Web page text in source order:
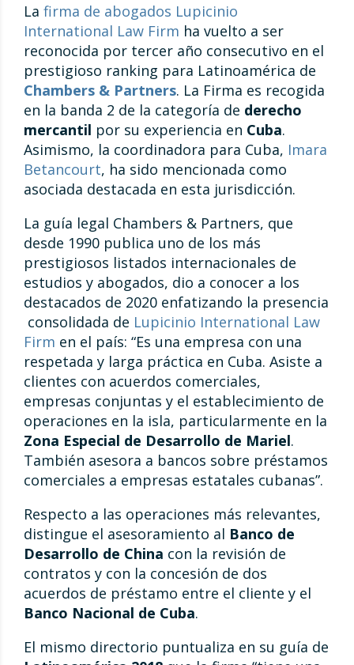
La firma de abogados Lupicinio
International Law Firm ha vuelto a ser
reconocida por tercer año consecutivo en el
prestigioso ranking para Latinoamérica de
Chambers & Partners. La Firma es recogida
en la banda 2 de la categoría de derecho
mercantil por su experiencia en Cuba.
Asimismo, la coordinadora para Cuba, Imara
Betancourt, ha sido mencionada como
asociada destacada en esta jurisdicción.
La guía legal Chambers & Partners, que
desde 1990 publica uno de los más
prestigiosos listados internacionales de
estudios y abogados, dio a conocer a los
destacados de 2020 enfatizando la presencia
consolidada de Lupicinio International Law
Firm en el país: “Es una empresa con una
respetada y larga práctica en Cuba. Asiste a
clientes con acuerdos comerciales,
empresas conjuntas y el establecimiento de
operaciones en la isla, particularmente en la
Zona Especial de Desarrollo de Mariel.
También asesora a bancos sobre préstamos
comerciales a empresas estatales cubanas”.
Respecto a las operaciones más relevantes,
distingue el asesoramiento al Banco de
Desarrollo de China con la revisión de
contratos y con la concesión de dos
acuerdos de préstamo entre el cliente y el
Banco Nacional de Cuba.
El mismo directorio puntualiza en su guía de